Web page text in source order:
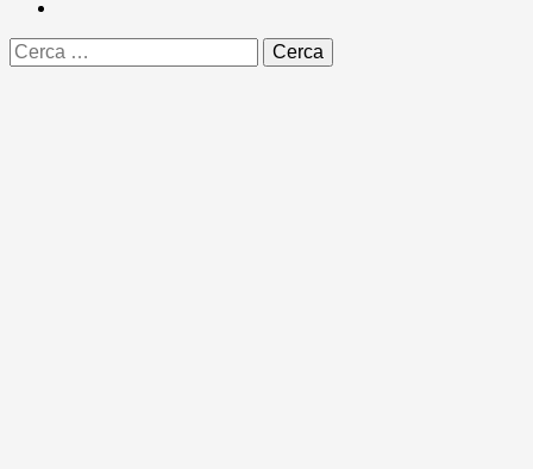
Ricerca
per: